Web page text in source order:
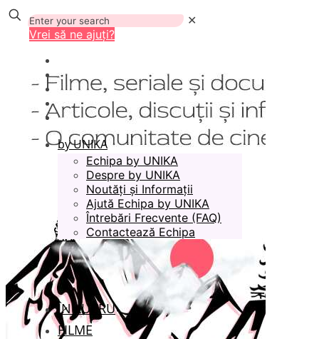
✕
Vrei să ne ajuți?
by UNIKA
Echipa by UNIKA
Despre by UNIKA
Noutăți și Informații
Ajută Echipa by UNIKA
Întrebări Frecvente (FAQ)
Contactează Echipa
ÎN LUCRU
FILME